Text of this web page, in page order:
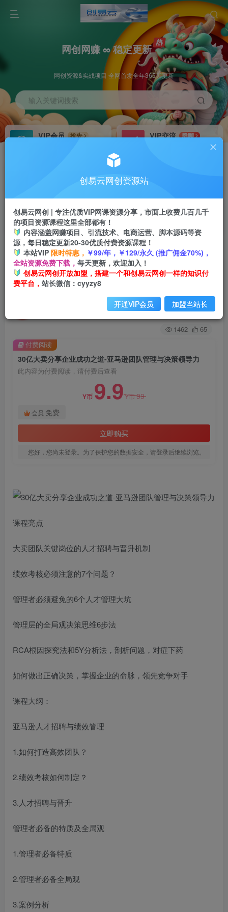
网创网赚 ∞ 稳定更新
网创资源&实战项目 全网首发全年365天更新
输入关键词搜索
VIP会员
抢先
VIP交流
群聊
研究探讨更多创业项目路子。
会员专属推广链接
挂机 项目
脚本卡密
APP下载
GO
首页 创业课程 会员免费 正文
30亿大卖分享企业成功之道-亚马逊团队管理与决
策领导力
关注
1462 65
30亿大卖分享企业成功之道-亚马逊团队管理与决策领导力
此内容为付费阅读，请付费后查看
Y币 9.9Y币99
会员 免费
立即购买
您好，您尚未登录。为了保护您的数据安全，请登录后继续浏览。
付费阅读
课程亮点
大卖团队关键岗位的人才招聘与晋升机制
绩效考核必须注意的7个问题？
管理者必须避免的6个人才管理大坑
管理层的全局观决策思维6步法
RCA根因探究法和5Y分析法，剖析问题，对症下药
如何做出正确决策，掌握企业的命脉，领先竞争对手
课程大纲：
亚马逊人才招聘与绩效管理
1.如何打造高效团队？
2.绩效考核如何制定？
3.人才招聘与晋升
管理者必备的特质及全局观
1.管理者必备特质
2.管理者必备全局观
3.案例分析
创易云网创资源站
创易云网创 | 专注优质VIP网课资源分享，市面上收费几百几千
的项目资源课程这里全部都有！
内容涵盖网赚项目、引流技术、电商运营、脚本源码等资
源，每日稳定更新20-30优质付费资源课程！
本站VIP 限时特惠， ￥99/年，￥129/永久 (推广佣金70%)，
全站资源免费下载， 每天更新，欢迎加入！
创易云网创开放加盟，搭建一个和创易云网创一样的知识付
费平台， 站长微信：cyyzy8
开通VIP会员 加盟当站长